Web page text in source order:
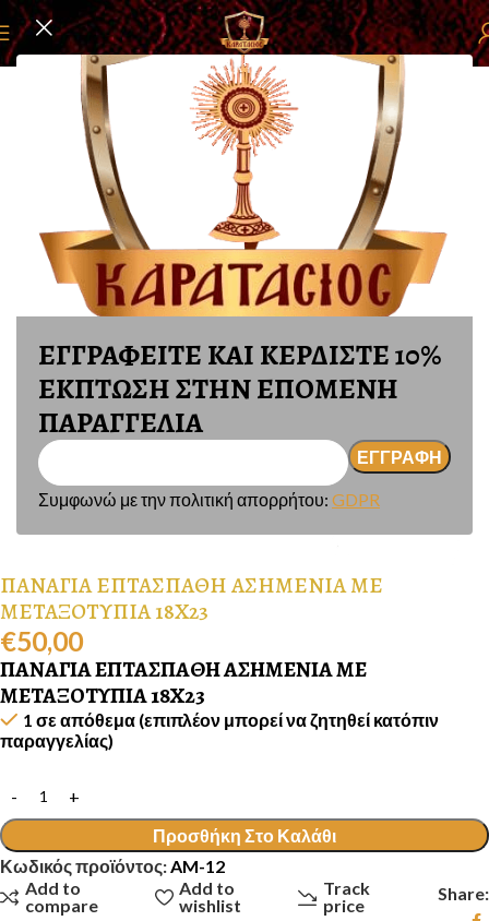
ΕΓΓΡΑΦΕΙΤΕ ΚΑΙ ΚΕΡΔΙΣΤΕ 10%
ΕΚΠΤΩΣΗ ΣΤΗΝ ΕΠΟΜΕΝΗ
ΠΑΡΑΓΓΕΛΙΑ
Συμφωνώ με την πολιτική απορρήτου: GDPR
ΕΙΚΟΝΕΣ ΕΙΚΟΝΕΣ ΑΣΗΜΙ ΚΑΙ ΧΡΥΣΟ ΕΠΑΡΓΥΡΕΣ
ΠΑΝΑΓΙΑ ΕΠΤΑΣΠΑΘΗ ΑΣΗΜΕΝΙΑ ΜΕ
ΜΕΤΑΞΟΤΥΠΙΑ 18Χ23
€50,00
ΠΑΝΑΓΙΑ ΕΠΤΑΣΠΑΘΗ ΑΣΗΜΕΝΙΑ ΜΕ
ΜΕΤΑΞΟΤΥΠΙΑ 18Χ23
1 σε απόθεμα (επιπλέον μπορεί να ζητηθεί κατόπιν
παραγγελίας)
Προσθήκη Στο Καλάθι
Κωδικός προϊόντος:AM-12
Add to
compare
Add to
wishlist
Track
price
Share: